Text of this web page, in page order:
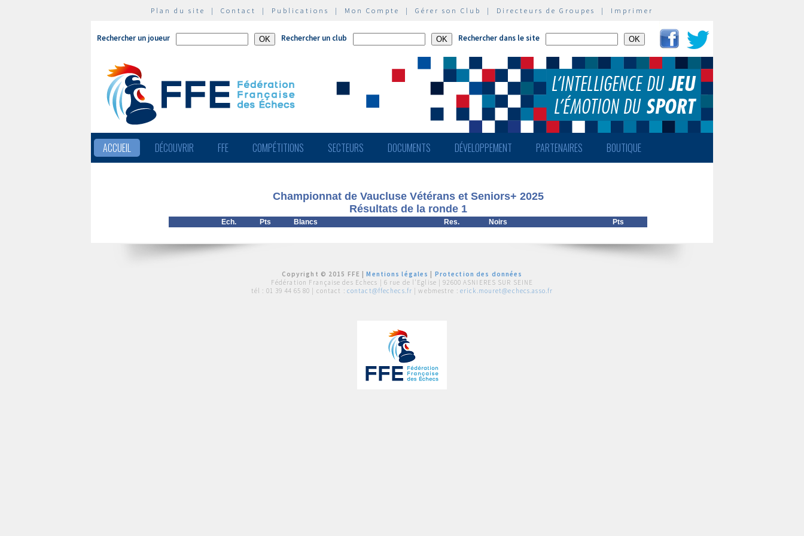
Plan du site | Contact | Publications | Mon Compte | Gérer son Club | Directeurs de Groupes | Imprimer
Rechercher un joueur Rechercher un club Rechercher dans le site
ACCUEIL DÉCOUVRIR FFE COMPÉTITIONS SECTEURS DOCUMENTS DÉVELOPPEMENT PARTENAIRES BOUTIQUE
Championnat de Vaucluse Vétérans et Seniors+ 2025
Résultats de la ronde 1
Ech. Pts Blancs Res. Noirs Pts
Copyright © 2015 FFE |Mentions légales
Protection des données
Fédération Française des Echecs | 6 rue de l'Eglise | 92600 ASNIERES SUR SEINE
tél : 01 39 44 65 80 | contact : contact@ffechecs.fr | webmestre : erick.mouret@echecs.asso.fr